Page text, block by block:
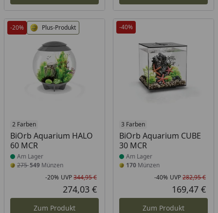
-20% Plus-Produkt
2 Farben
BiOrb Aquarium HALO
60 MCR
Produkt am Lager
Am Lager
275549 Münzen
Rabatt in Prozent
-20%
Ursprünglicher Preis
UVP344,95 €
Aktueller Preis
274,03 €
Zum Produkt
-40%
3 Farben
BiOrb Aquarium CUBE
30 MCR
Produkt am Lager
Am Lager
170Münzen
-40% UVP282,95 €
169,47 €
Zum Produkt